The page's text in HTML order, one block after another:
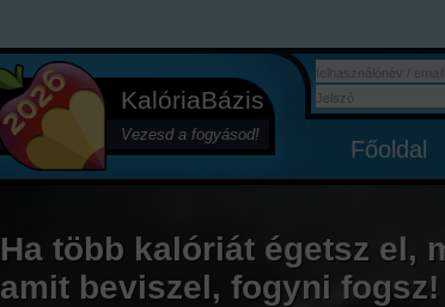
KalóriaBázis
Vezesd a fogyásod!
Főoldal
Ha több kalóriát égetsz el,
amit beviszel, fogyni fogsz!